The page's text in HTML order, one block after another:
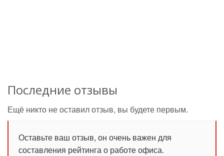
Последние отзывы
Ещё никто не оставил отзыв, вы будете первым.
Оставьте ваш отзыв, он очень важен для
составления рейтинга о работе офиса.